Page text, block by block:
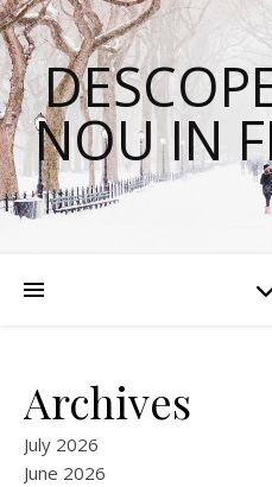
NOU IN
Archives
July 2026
June 2026